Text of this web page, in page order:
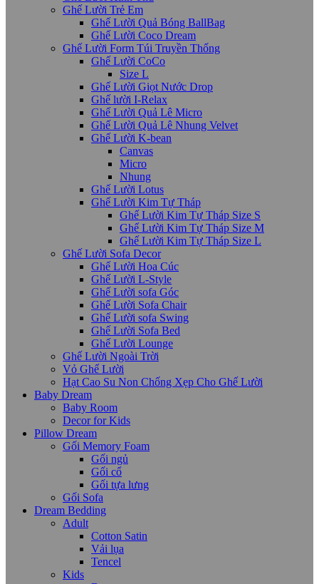
Ghế Lười Trẻ Em
Ghế Lười Quả Bóng BallBag
Ghế Lười Coco Dream
Ghế Lười Form Túi Truyền Thống
Ghế Lười CoCo
Size L
Ghế Lười Giọt Nước Drop
Ghế lười I-Relax
Ghế Lười Quả Lê Micro
Ghế Lười Quả Lê Nhung Velvet
Ghế Lười K-bean
Canvas
Micro
Nhung
Ghế Lười Lotus
Ghế Lười Kim Tự Tháp
Ghế Lười Kim Tự Tháp Size S
Ghế Lười Kim Tự Tháp Size M
Ghế Lười Kim Tự Tháp Size L
Ghế Lười Sofa Decor
Ghế Lười Hoa Cúc
Ghế Lười L-Style
Ghế Lười sofa Góc
Ghế Lười Sofa Chair
Ghế Lười sofa Swing
Ghế Lười Sofa Bed
Ghế Lười Lounge
Ghế Lười Ngoài Trời
Vỏ Ghế Lười
Hạt Cao Su Non Chống Xẹp Cho Ghế Lười
Baby Dream
Baby Room
Decor for Kids
Pillow Dream
Gối Memory Foam
Gối ngủ
Gối cổ
Gối tựa lưng
Gối Sofa
Dream Bedding
Adult
Cotton Satin
Vải lụa
Tencel
Kids